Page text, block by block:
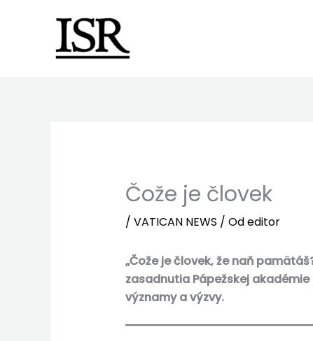
Čože je človek
/ VATICAN NEWS / Odeditor
„Čože je človek, že naň
zasadnutia Pápežskej
významy a výzvy.